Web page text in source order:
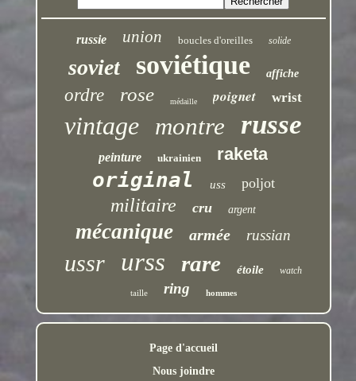
russie union boucles d'oreilles solide
soviet soviétique affiche
ordre rose médaille poignet wrist
vintage montre russe
peinture ukrainien raketa
original uss poljot
militaire cru argent
mécanique armée russian
ussr urss rare étoile watch
taille ring hommes
Page d'accueil
Nous joindre